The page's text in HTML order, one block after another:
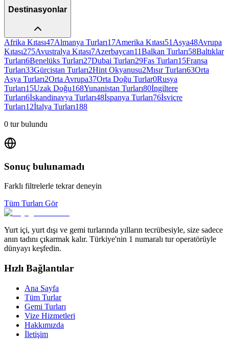
Destinasyonlar
Afrika Kıtası47Almanya Turları17Amerika Kıtası51 Asya48Avrupa
Kıtası275Avustralya Kıtası7Azerbaycan11Balkan Turları58Baltıklar
Turları6Benelüks Turları27Dubai Turları29Fas Turları15Fransa
Turları33Gürcistan Turları2Hint Okyanusu2Mısır Turları63Orta
Asya Turları2Orta Avrupa37Orta Doğu Turlar0Rusya
Turları15Uzak Doğu168Yunanistan Turları80İngiltere
Turları6İskandinavya Turları48İspanya Turları76İsviçre
Turları12İtalya Turları188
0 tur bulundu
Sonuç bulunamadı
Farklı filtrelerle tekrar deneyin
Tüm Turları Gör
Yurt içi, yurt dışı ve gemi turlarında yılların tecrübesiyle, size sadece
anın tadını çıkarmak kalır. Türkiye'nin 1 numaralı tur operatörüyle
dünyayı keşfedin.
Hızlı Bağlantılar
Ana Sayfa
Tüm Turlar
Gemi Turları
Vize Hizmetleri
Hakkımızda
İletişim